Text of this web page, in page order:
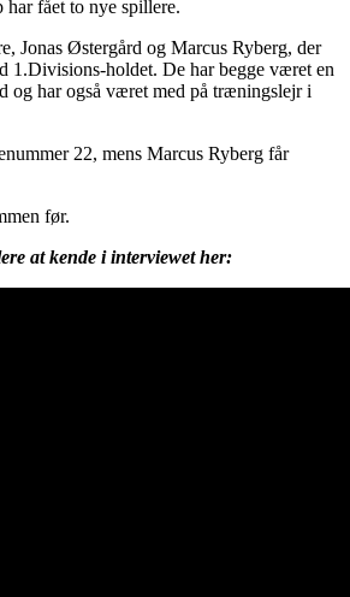
har fået to nye spillere.
Jonas Østergård og Marcus Ryberg, der
1.Divisions-holdet. De har begge været en
og har også været med på træningslejr i
22, mens Marcus Ryberg får
før.
at kende i interviewet her: